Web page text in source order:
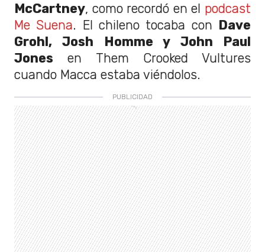
McCartney, como recordó en el podcast
Me Suena. El chileno tocaba con Dave
Grohl, Josh Homme y John Paul
Jones en Them Crooked Vultures
cuando Macca estaba viéndolos.